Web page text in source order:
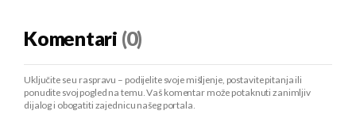
Komentari (0)
Uključite se u raspravu – podijelite svoje mišljenje, postavite pitanja ili
ponudite svoj pogled na temu. Vaš komentar može potaknuti zanimljiv
dijalog i obogatiti zajednicu našeg portala.